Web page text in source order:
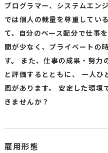
プログラマー、システムエン
では個人の裁量を尊重してい
て、自分のペース配分で仕事を
間が少なく、プライベートの
す。
また、仕事の成果・努力
と評価するとともに、
一人ひ
風があります。
安定した環境
きませんか？
雇用形態